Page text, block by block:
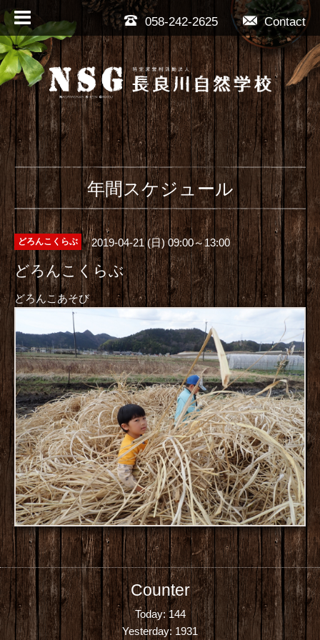
Contact
058-242-2625
年間スケジュール
どろんこくらぶ 2019-04-21 (日) 09:00～13:00
どろんこくらぶ
どろんこあそび
Counter
Today:144
Yesterday: 1931